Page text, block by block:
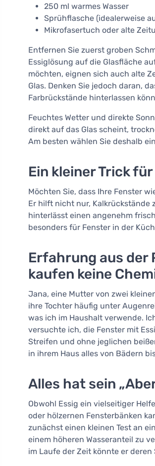
250 ml warmes Wasser
Sprühflasche (idealerweise
Mikrofasertuch oder alte
Entfernen Sie zuerst groben
Essiglösung auf die Glasfläche
möchten, eignen sich auch alte
Glas. Denken Sie jedoch daran,
Farbrückstände hinterlassen
Feuchtes Wetter und direkte
direkt auf das Glas scheint,
Am besten wählen Sie deshalb
Ein kleiner Trick
Möchten Sie, dass Ihre Fenster
Er hilft nicht nur, Kalkrückstände
hinterlässt einen angenehm
besonders für Fenster in der
Erfahrung aus der
kaufen keine
Jana, eine Mutter von zwei
ihre Tochter häufig unter
was ich im Haushalt verwende.
versuchte ich, die Fenster mit
Streifen und ohne jeglichen
in ihrem Haus alles von Bädern
Alles hat sein
Obwohl Essig ein vielseitiger
oder hölzernen Fensterbänken
zunächst einen kleinen Test an
einem höheren Wasseranteil zu
im Laufe der Zeit könnte er